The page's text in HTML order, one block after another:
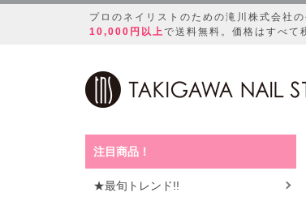
プロのネイリストのための滝川株式会社
10,000円以上で送料無料。価格はすべて
注目商品！
★最旬トレンド!!